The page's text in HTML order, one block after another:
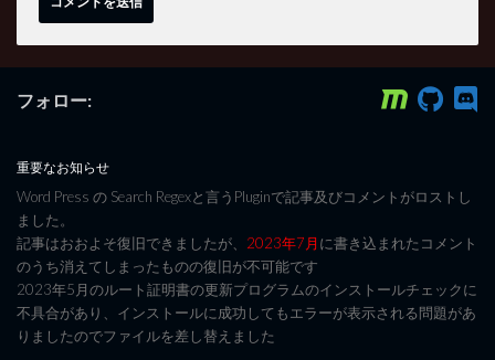
フォロー:
重要なお知らせ
Word Press の Search Regexと言うPluginで記事及びコメントがロストし
ました。
記事はおおよそ復旧できましたが、 2023年7月に書き込まれたコメント
のうち消えてしまったものの復旧が不可能です
2023年5月のルート証明書の更新プログラムのインストールチェックに
不具合があり、インストールに成功してもエラーが表示される問題があ
りましたのでファイルを差し替えました